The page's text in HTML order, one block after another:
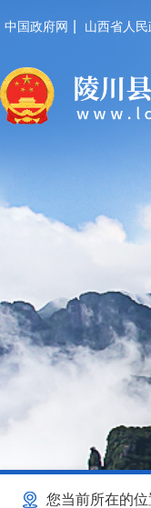
中国政府网 山西省人
您当前所在的位